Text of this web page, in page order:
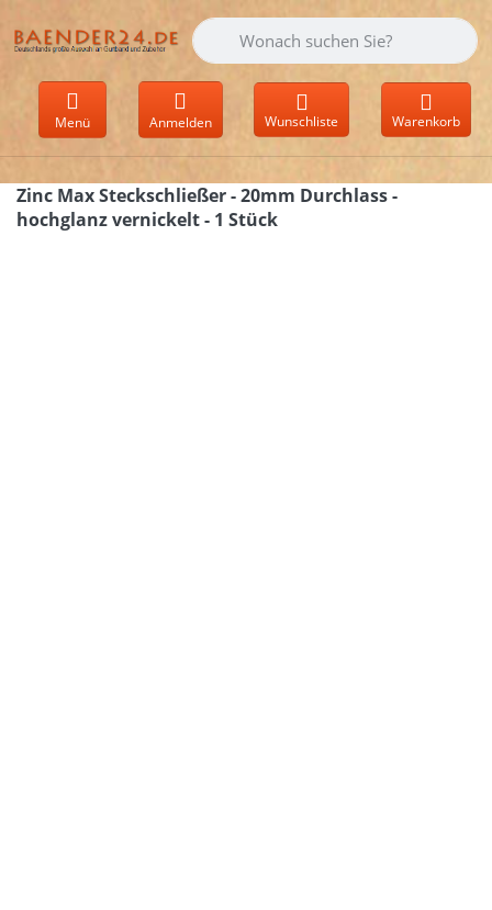
Geben Sie einen Suchbegriff ein.
Menü Anmelden Wunschliste Warenkorb
Zinc Max Steckschließer - 20mm Durchlass -
hochglanz vernickelt - 1 Stück